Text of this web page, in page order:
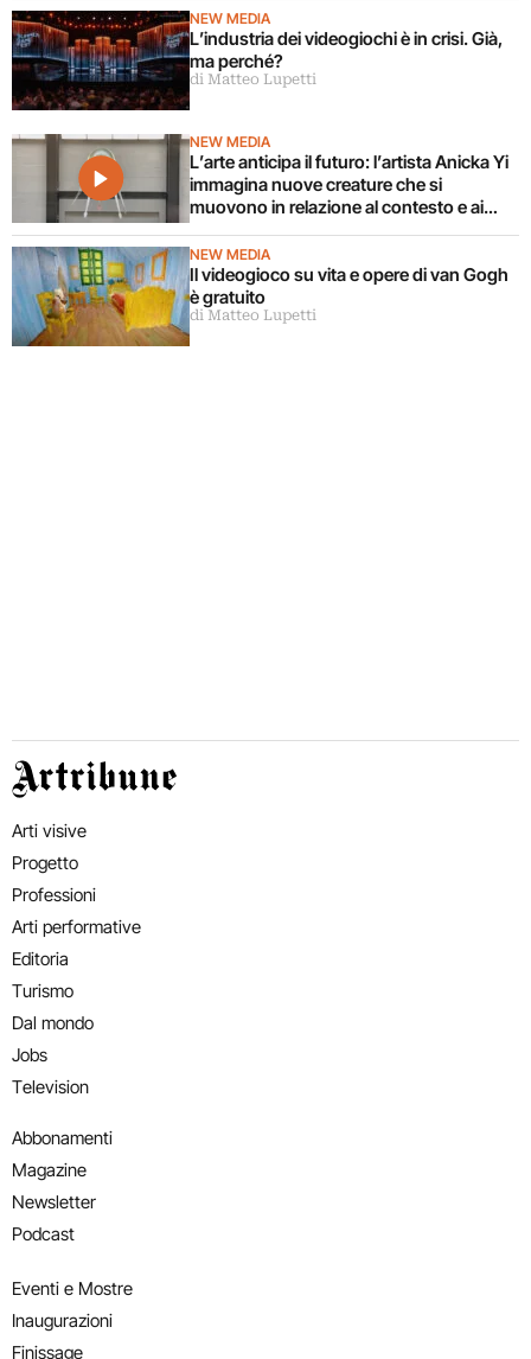
NEW MEDIA
L’industria dei videogiochi è in crisi. Già,
ma perché?
di Matteo Lupetti
NEW MEDIA
L’arte anticipa il futuro: l’artista Anicka Yi
immagina nuove creature che si
muovono in relazione al contesto e ai
corpi circostanti
NEW MEDIA
Il videogioco su vita e opere di van Gogh
è gratuito
di Matteo Lupetti
Artribune
Arti visive
Progetto
Professioni
Arti performative
Editoria
Turismo
Dal mondo
Jobs
Television
Abbonamenti
Magazine
Newsletter
Podcast
Eventi e Mostre
Inaugurazioni
Finissage